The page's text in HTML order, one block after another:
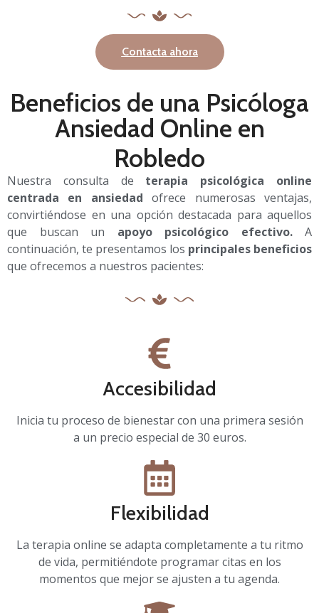
Contacta ahora
Beneficios de una Psicóloga
Ansiedad Online en
Robledo
Nuestra consulta de terapia psicológica online
centrada en ansiedad ofrece numerosas ventajas,
convirtiéndose en una opción destacada para aquellos
que buscan un apoyo psicológico efectivo.A
continuación, te presentamos los principales beneficios
que ofrecemos a nuestros pacientes:
Accesibilidad
Inicia tu proceso de bienestar con una primera sesión
a un precio especial de 30 euros.
Flexibilidad
La terapia online se adapta completamente a tu ritmo
de vida, permitiéndote programar citas en los
momentos que mejor se ajusten a tu agenda.